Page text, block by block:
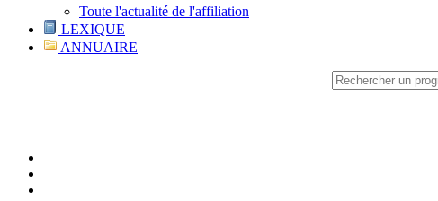
Toute l'actualité de l'affiliation
LEXIQUE
ANNUAIRE